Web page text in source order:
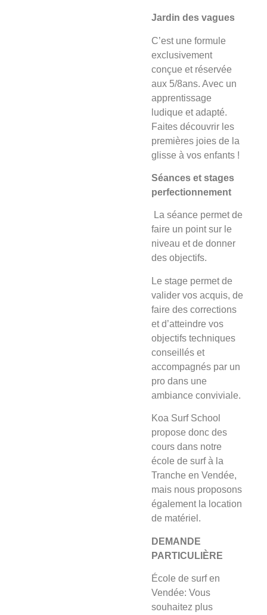
Jardin des vagues
C’est une formule
exclusivement
conçue et réservée
aux 5/8ans. Avec un
apprentissage
ludique et adapté.
Faites découvrir les
premières joies de la
glisse à vos enfants !
Séances et stages
perfectionnement
La séance permet de
faire un point sur le
niveau et de donner
des objectifs.
Le stage permet de
valider vos acquis, de
faire des corrections
et d’atteindre vos
objectifs techniques
conseillés et
accompagnés par un
pro dans une
ambiance conviviale.
Koa Surf School
propose donc des
cours dans notre
école de surf à la
Tranche en Vendée,
mais nous proposons
également la location
de matériel.
DEMANDE
PARTICULIÈRE
École de surf en
Vendée: Vous
souhaitez plus